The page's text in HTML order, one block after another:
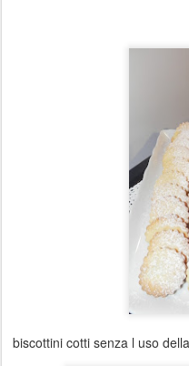
biscottini cotti senza l uso